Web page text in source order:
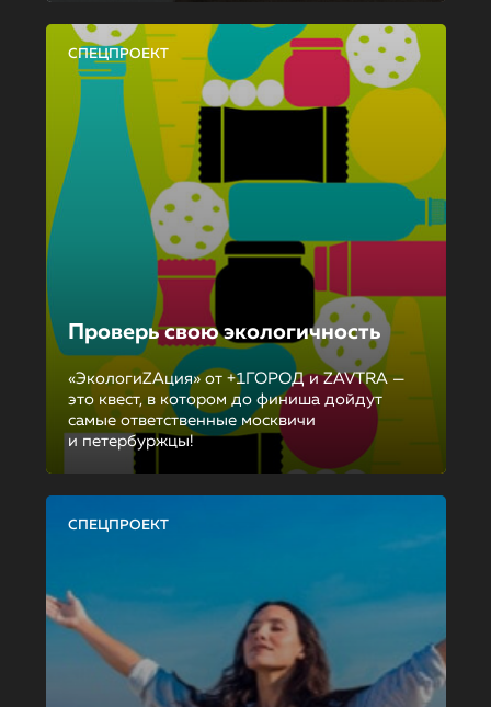
СПЕЦПРОЕКТ
Проверь свою экологичность
«ЭкологиZAция» от +1ГОРОД и ZAVTRA —
это квест, в котором до финиша дойдут
самые ответственные москвичи
и петербуржцы!
СПЕЦПРОЕКТ